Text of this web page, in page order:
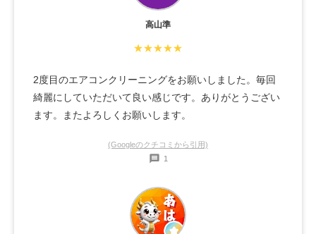
高山準
★★★★★
2度目のエアコンクリーニングをお願いしました。毎回
綺麗にしていただいて良い感じです。ありがとうござい
ます。またよろしくお願いします。
(Googleのクチコミから引用)
1